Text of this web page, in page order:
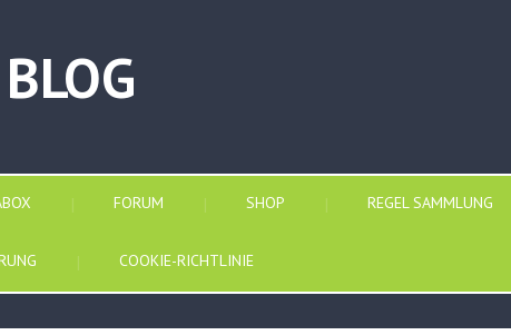
FORUM SHOP REGEL SAMMLUNG
COOKIE-RICHTLINIE